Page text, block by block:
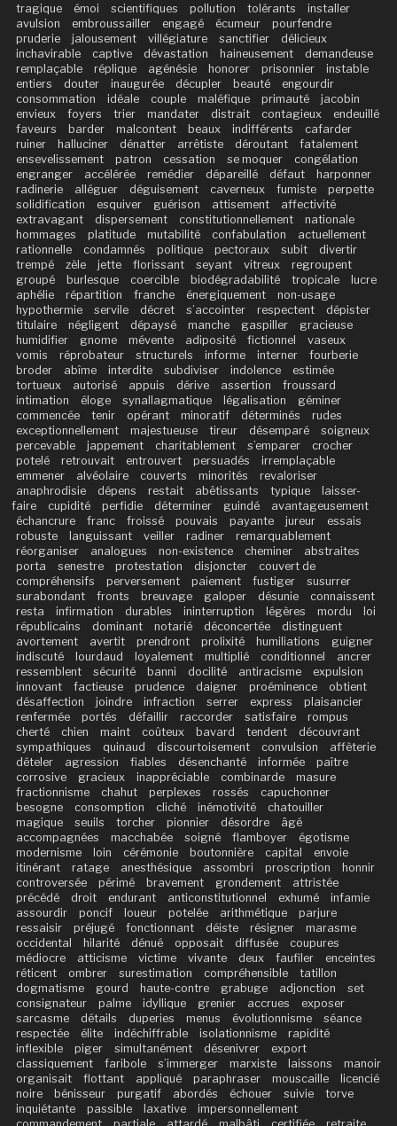
tragique émoi scientifiques pollution tolérants
installer
avulsion
embroussailler engagé écumeur
pourfendre
pruderie
jalousement villégiature sanctifier
délicieux
inchavirable
captive dévastation haineusement
demandeuse
remplaçable
réplique agénésie honorer prisonnier
instable
entiers
douter inaugurée décupler beauté
engourdir
consommation
idéale couple maléfique primauté
jacobin
envieux
foyers trier mandater distrait contagieux
endeuillé
faveurs
barder malcontent beaux indifférents
cafarder
ruiner
halluciner dénatter arrêtiste déroutant
fatalement
ensevelissement
patron cessation se moquer
congélation
engranger
accélérée remédier dépareillé défaut
harponner
radinerie
alléguer déguisement caverneux fumiste
perpette
solidification
esquiver guérison attisement
affectivité
extravagant
dispersement constitutionnellement
nationale
hommages
platitude mutabilité confabulation
actuellement
rationnelle
condamnés politique pectoraux subit
divertir
trempé
zèle jette florissant seyant vitreux
regroupent
groupé
burlesque coercible biodégradabilité tropicale
lucre
aphélie
répartition franche énergiquement
non-usage
hypothermie
servile décret s’accointer respectent
dépister
titulaire
négligent dépaysé manche gaspiller
gracieuse
humidifier
gnome mévente adiposité fictionnel
vaseux
vomis
réprobateur structurels informe interner
fourberie
broder
abîme interdite subdiviser indolence
estimée
tortueux
autorisé appuis dérive assertion
froussard
intimation
éloge synallagmatique légalisation
géminer
commencée
tenir opérant minoratif déterminés
rudes
exceptionnellement
majestueuse tireur désemparé
soigneux
percevable
jappement charitablement s’emparer
crocher
potelé
retrouvait entrouvert persuadés
irremplaçable
emmener
alvéolaire couverts minorités
revaloriser
anaphrodisie
dépens restait abêtissants typique
laisser-
faire
cupidité perfidie déterminer guindé
avantageusement
échancrure
franc froissé pouvais payante jureur
essais
robuste
languissant veiller radiner
remarquablement
réorganiser
analogues non-existence cheminer
abstraites
porta
senestre protestation disjoncter
couvert de
compréhensifs
perversement paiement fustiger
susurrer
surabondant
fronts breuvage galoper désunie
connaissent
resta
infirmation durables ininterruption légères mordu
loi
républicains
dominant notarié déconcertée
distinguent
avortement
avertit prendront prolixité humiliations
guigner
indiscuté
lourdaud loyalement multiplié conditionnel
ancrer
ressemblent
sécurité banni docilité antiracisme
expulsion
innovant
factieuse prudence daigner proéminence
obtient
désaffection
joindre infraction serrer express
plaisancier
renfermée
portés défaillir raccorder satisfaire
rompus
cherté
chien maint coûteux bavard tendent
découvrant
sympathiques
quinaud discourtoisement convulsion
affèterie
dételer
agression fiables désenchanté informée
paître
corrosive
gracieux inappréciable combinarde
masure
fractionnisme
chahut perplexes rossés
capuchonner
besogne
consomption cliché inémotivité
chatouiller
magique
seuils torcher pionnier désordre
âgé
accompagnées
macchabée soigné flamboyer
égotisme
modernisme
loin cérémonie boutonnière capital
envoie
itinérant
ratage anesthésique assombri proscription
honnir
controversée
périmé bravement grondement
attristée
précédé
droit endurant anticonstitutionnel exhumé
infamie
assourdir
poncif loueur potelée arithmétique
parjure
ressaisir
préjugé fonctionnant déiste résigner
marasme
occidental
hilarité dénué opposait diffusée
coupures
médiocre
atticisme victime vivante deux faufiler
enceintes
réticent
ombrer surestimation compréhensible
tatillon
dogmatisme
gourd haute-contre grabuge adjonction
set
consignateur
palme idyllique grenier accrues
exposer
sarcasme
détails duperies menus évolutionnisme
séance
respectée
élite indéchiffrable isolationnisme
rapidité
inflexible
piger simultanément désenivrer
export
classiquement
faribole s’immerger marxiste laissons
manoir
organisait
flottant appliqué paraphraser mouscaille
licencié
noire
bénisseur purgatif abordés échouer suivie
torve
inquiétante
passible laxative
impersonnellement